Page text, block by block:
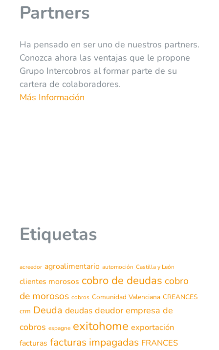
Partners
Ha pensado en ser uno de nuestros partners.
Conozca ahora las ventajas que le propone
Grupo Intercobros al formar parte de su
cartera de colaboradores.
Más Información
Etiquetas
acreedor agroalimentario automoción Castilla y León
clientes morosos cobro de deudas cobro
de morosos cobros Comunidad Valenciana CREANCES
crm Deuda deudas deudor empresa de
cobros espagne exitohome exportación
facturas facturas impagadas FRANCES